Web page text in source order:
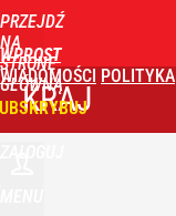
PRZEJDŹ
NA
STRONĘ
GŁÓWNĄ
WPROST
WIADOMOŚCI POLITYKA
KRAJ